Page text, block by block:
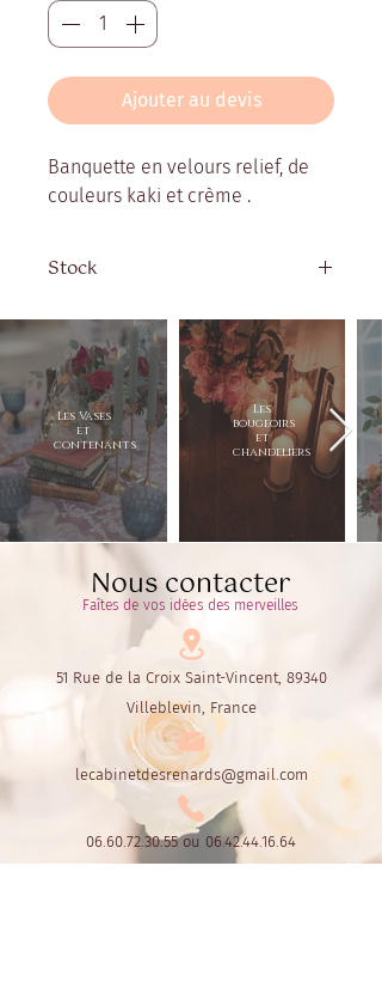
Ajouter au devis
Banquette en velours relief, de
couleurs kaki et crème .
Stock
Quantité disponible : 1
Les Vases
et
contenants
Les
bougeoirs
et
chandeliers
Nous contacter
Faîtes de vos idées des merveilles
51 Rue de la Croix Saint-Vincent, 89340
Villeblevin, France
lecabinetdesrenards@gmail.com
06.60.72.30.55ou 06.42.44.16.64